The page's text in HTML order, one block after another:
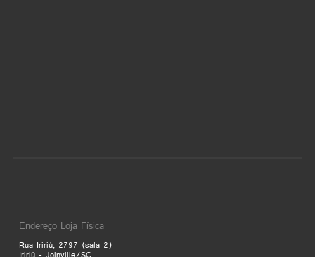
Endereço Loja Física
Rua Iririú, 2797 (sala 2)